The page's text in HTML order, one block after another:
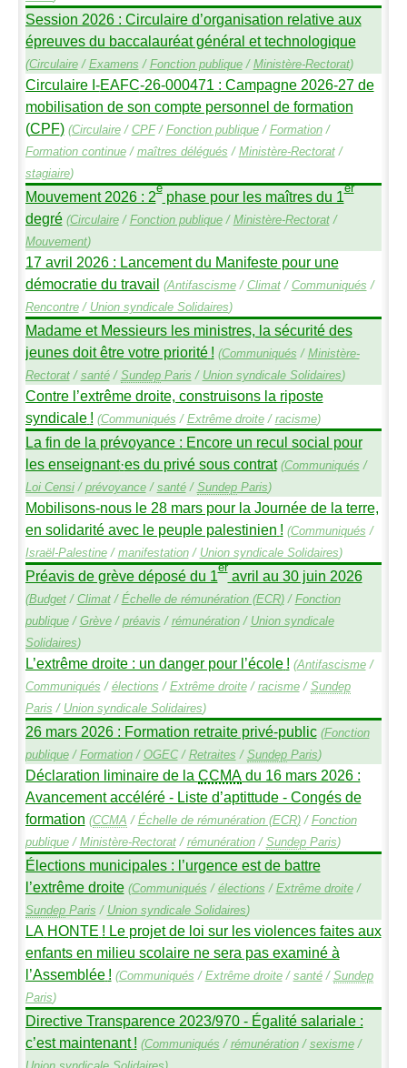
Session 2026 : Circulaire d’organisation relative aux
épreuves du baccalauréat général et technologique
(Circulaire/ Examens / Fonction publique/ Ministère-Rectorat)
Circulaire I-EAFC-26-000471 : Campagne 2026-27 de
mobilisation de son compte personnel de formation
(CPF) (Circulaire/ CPF/ Fonction publique/ Formation/
Formation continue/ maîtres délégués / Ministère-Rectorat/
stagiaire)
Mouvement 2026 : 2ephase pour les maîtres du 1er
degré (Circulaire/ Fonction publique/ Ministère-Rectorat/
Mouvement)
17 avril 2026 : Lancement du Manifeste pour une
démocratie du travail (Antifascisme/ Climat/ Communiqués /
Rencontre/ Union syndicale Solidaires)
Madame et Messieurs les ministres, la sécurité des
jeunes doit être votre priorité ! (Communiqués / Ministère-
Rectorat/ santé/ SundepParis / Union syndicale Solidaires)
Contre l’extrême droite, construisons la riposte
syndicale ! (Communiqués / Extrême droite/ racisme)
La fin de la prévoyance : Encore un recul social pour
les enseignant·es du privé sous contrat (Communiqués /
Loi Censi/ prévoyance/ santé/ SundepParis)
Mobilisons-nous le 28 mars pour la Journée de la terre,
en solidarité avec le peuple palestinien ! (Communiqués /
Israël-Palestine/ manifestation/ Union syndicale Solidaires)
Préavis de grève déposé du 1eravril au 30 juin 2026
(Budget/ Climat/ Échelle de rémunération (ECR)/ Fonction
publique/ Grève/ préavis / rémunération/ Union syndicale
Solidaires)
L’extrême droite : un danger pour l’école ! (Antifascisme/
Communiqués / élections / Extrême droite/ racisme/ Sundep
Paris / Union syndicale Solidaires)
26 mars 2026 : Formation retraite privé-public (Fonction
publique/ Formation/ OGEC/ Retraites / SundepParis)
Déclaration liminaire de la CCMAdu 16 mars 2026 :
Avancement accéléré - Liste d’aptittude - Congés de
formation (CCMA / Échelle de rémunération (ECR)/ Fonction
publique/ Ministère-Rectorat/ rémunération/ SundepParis)
Élections municipales : l’urgence est de battre
l’extrême droite (Communiqués / élections / Extrême droite/
SundepParis / Union syndicale Solidaires)
LA HONTE ! Le projet de loi sur les violences faites aux
enfants en milieu scolaire ne sera pas examiné à
l’Assemblée ! (Communiqués / Extrême droite/ santé/ Sundep
Paris)
Directive Transparence 2023/970 - Égalité salariale :
c’est maintenant ! (Communiqués / rémunération/ sexisme/